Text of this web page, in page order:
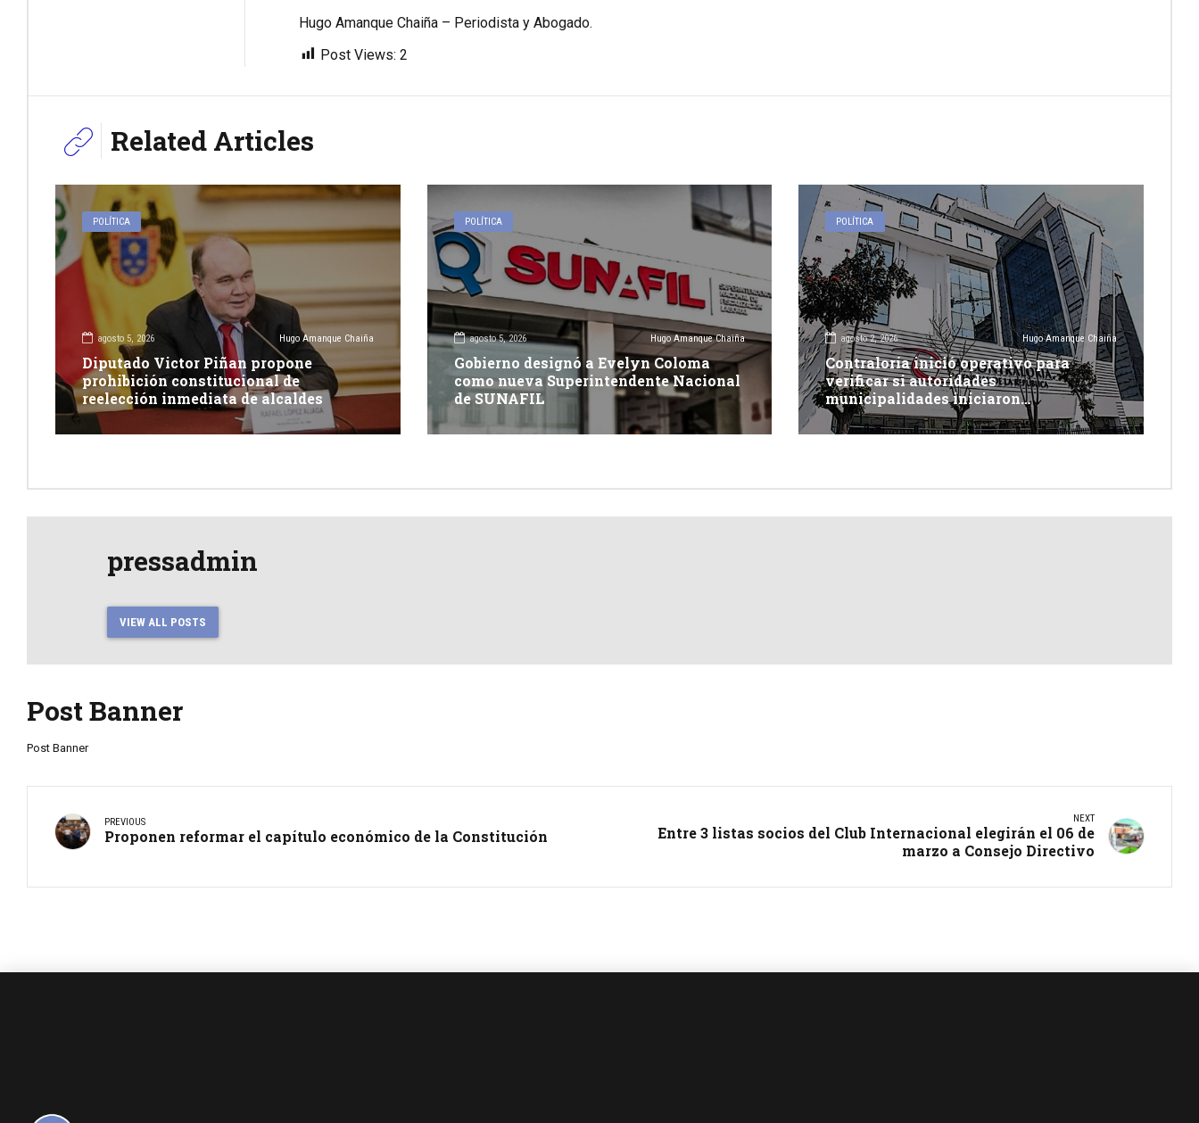
Hugo Amanque Chaiña – Periodista y Abogado.
Post Views: 2
Related Articles
POLÍTICA
agosto 5, 2026 Hugo Amanque Chaiña
Diputado Victor Piñan propone
prohibición constitucional de
reelección inmediata de alcaldes
POLÍTICA
agosto 5, 2026 Hugo Amanque Chaiña
Gobierno designó a Evelyn Coloma
como nueva Superintendente Nacional
de SUNAFIL
POLÍTICA
agosto 2, 2026 Hugo Amanque Chaiña
Contraloría inició operativo para
verificar si autoridades
municipalidades iniciaron
descolmatación de quebradas y ríos
ante Fenómeno del Niño
pressadmin
VIEW ALL POSTS
Post Banner
Post Banner
PREVIOUS
Proponen reformar el capítulo económico de la Constitución
NEXT
Entre 3 listas socios del Club Internacional elegirán el 06 de
marzo a Consejo Directivo